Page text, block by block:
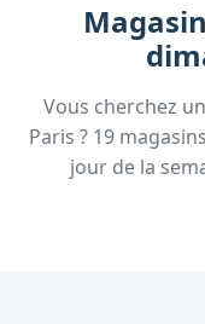
Magasin
Vous cherchez un
Paris ? 19 magasins
jour de la